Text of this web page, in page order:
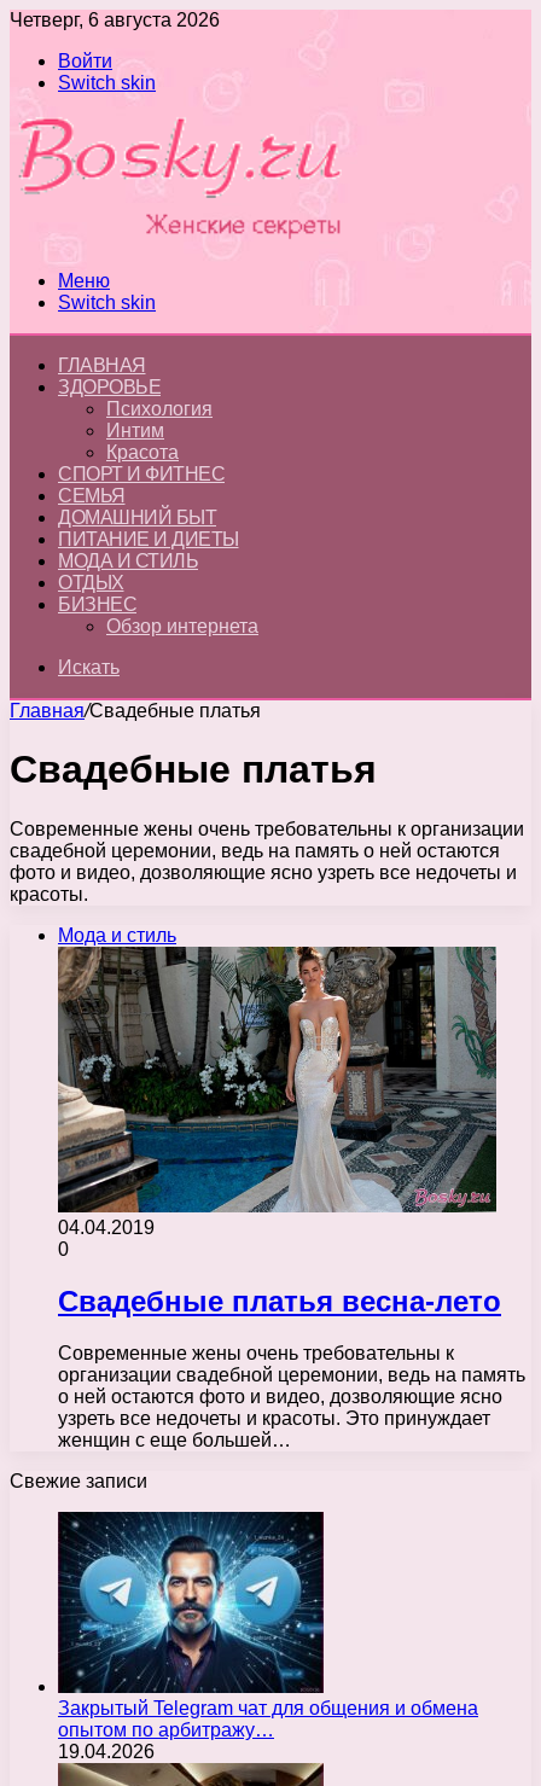
Четверг, 6 августа 2026
Войти
Switch skin
Меню
Switch skin
ГЛАВНАЯ
ЗДОРОВЬЕ
Психология
Интим
Красота
СПОРТ И ФИТНЕС
СЕМЬЯ
ДОМАШНИЙ БЫТ
ПИТАНИЕ И ДИЕТЫ
МОДА И СТИЛЬ
ОТДЫХ
БИЗНЕС
Обзор интернета
Искать
Главная/Свадебные платья
Свадебные платья
Современные жены очень требовательны к организации
свадебной церемонии, ведь на память о ней остаются
фото и видео, дозволяющие ясно узреть все недочеты и
красоты.
Мода и стиль
04.04.2019
0
Свадебные платья весна-лето
Современные жены очень требовательны к
организации свадебной церемонии, ведь на память
о ней остаются фото и видео, дозволяющие ясно
узреть все недочеты и красоты. Это принуждает
женщин с еще большей…
Свежие записи
Закрытый Telegram чат для общения и обмена
опытом по арбитражу…
19.04.2026